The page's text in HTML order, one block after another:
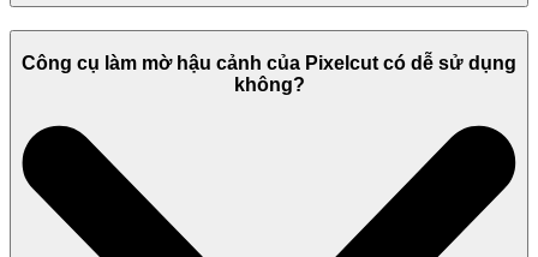
Công cụ làm mờ hậu cảnh của Pixelcut có dễ sử dụng
không?